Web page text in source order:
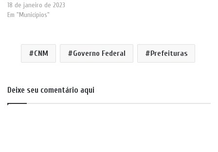
18 de janeiro de 2023
Em "Municípios"
CNM Governo Federal Prefeituras
Deixe seu comentário aqui